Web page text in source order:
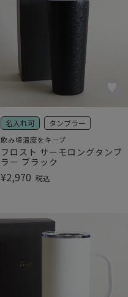
名入れ可 タンブラー
飲み頃温度をキープ
フロスト サーモロングタンブ
ラー ブラック
¥2,970 税込